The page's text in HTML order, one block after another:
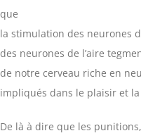
que
la stimulation des neurones
des neurones de l’aire
de notre cerveau riche en
impliqués dans le plaisir et
De là à dire que les